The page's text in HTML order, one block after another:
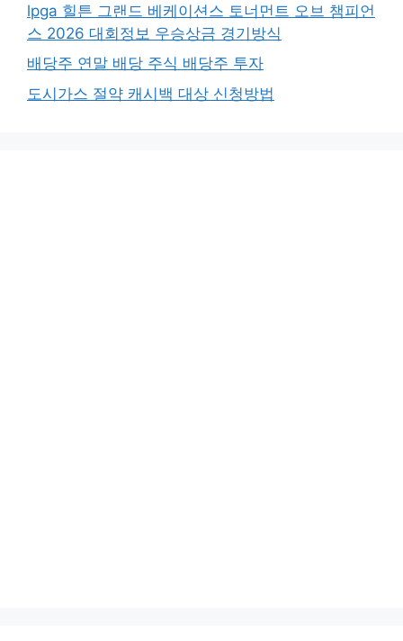
lpga 힐튼 그랜드 베케이션스 토너먼트 오브 챔피언
스 2026 대회정보 우승상금 경기방식
배당주 연말 배당 주식 배당주 투자
도시가스 절약 캐시백 대상 신청방법